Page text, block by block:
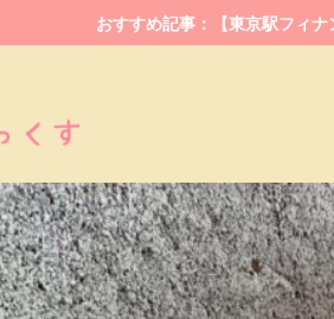
おすすめ記事：【東京駅フィ